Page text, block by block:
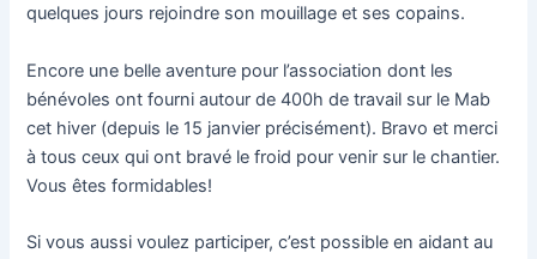
quelques jours rejoindre son mouillage et ses copains.
Encore une belle aventure pour l’association dont les
bénévoles ont fourni autour de 400h de travail sur le Mab
cet hiver (depuis le 15 janvier précisément). Bravo et merci
à tous ceux qui ont bravé le froid pour venir sur le chantier.
Vous êtes formidables!
Si vous aussi voulez participer, c’est possible en aidant au